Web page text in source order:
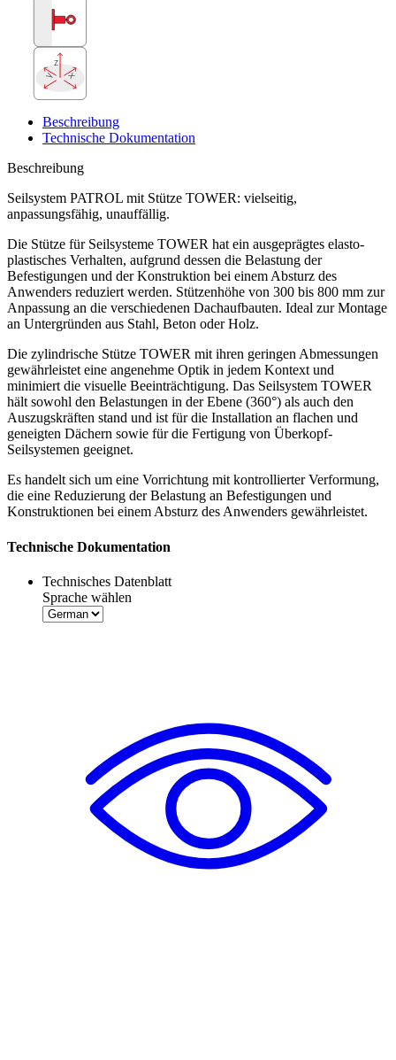
y x
z
Beschreibung
Technische Dokumentation
Beschreibung
Seilsystem PATROL mit Stütze TOWER: vielseitig,
anpassungsfähig, unauffällig.
Die Stütze für Seilsysteme TOWER hat ein ausgeprägtes elasto-
plastisches Verhalten, aufgrund dessen die Belastung der
Befestigungen und der Konstruktion bei einem Absturz des
Anwenders reduziert werden. Stützenhöhe von 300 bis 800 mm zur
Anpassung an die verschiedenen Dachaufbauten. Ideal zur Montage
an Untergründen aus Stahl, Beton oder Holz.
Die zylindrische Stütze TOWER mit ihren geringen Abmessungen
gewährleistet eine angenehme Optik in jedem Kontext und
minimiert die visuelle Beeinträchtigung. Das Seilsystem TOWER
hält sowohl den Belastungen in der Ebene (360°) als auch den
Auszugskräften stand und ist für die Installation an flachen und
geneigten Dächern sowie für die Fertigung von Überkopf-
Seilsystemen geeignet.
Es handelt sich um eine Vorrichtung mit kontrollierter Verformung,
die eine Reduzierung der Belastung an Befestigungen und
Konstruktionen bei einem Absturz des Anwenders gewährleistet.
Technische Dokumentation
Technisches Datenblatt
Sprache wählen